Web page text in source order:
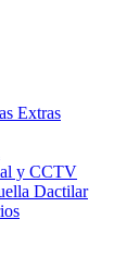
Extras
y CCTV
Dactilar